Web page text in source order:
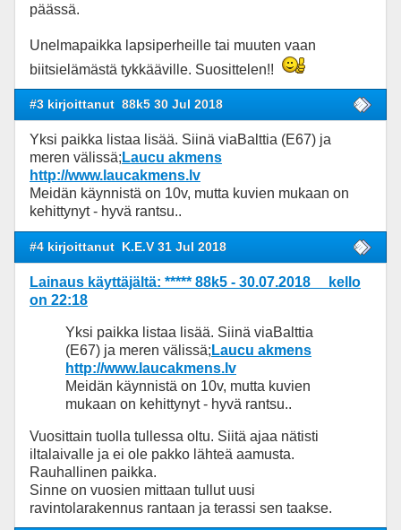
päässä.
Unelmapaikka lapsiperheille tai muuten vaan
biitsielämästä tykkääville. Suosittelen!!
#3 kirjoittanut 88k5 30 Jul 2018
Yksi paikka listaa lisää. Siinä viaBalttia (E67) ja
meren välissä; Laucu akmens
http://www.laucakmens.lv
Meidän käynnistä on 10v, mutta kuvien mukaan on
kehittynyt - hyvä rantsu..
#4 kirjoittanut K.E.V 31 Jul 2018
Lainaus käyttäjältä: ***** 88k5 - 30.07.2018 kello
on 22:18
Yksi paikka listaa lisää. Siinä viaBalttia
(E67) ja meren välissä; Laucu akmens
http://www.laucakmens.lv
Meidän käynnistä on 10v, mutta kuvien
mukaan on kehittynyt - hyvä rantsu..
Vuosittain tuolla tullessa oltu. Siitä ajaa nätisti
iltalaivalle ja ei ole pakko lähteä aamusta.
Rauhallinen paikka.
Sinne on vuosien mittaan tullut uusi
ravintolarakennus rantaan ja terassi sen taakse.